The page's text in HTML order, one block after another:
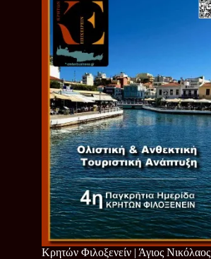
Κρητών Φιλοξενείν | Άγιος Νικόλαος